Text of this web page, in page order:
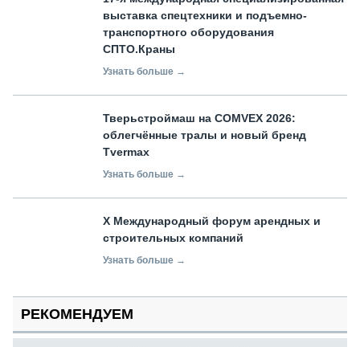
выставка спецтехники и подъемно-
транспортного оборудования
СПТО.Краны
Узнать больше →
Тверьстроймаш на COMVEX 2026:
облегчённые тралы и новый бренд
Tvermax
Узнать больше →
X Международный форум арендных и
строительных компаний
Узнать больше →
РЕКОМЕНДУЕМ